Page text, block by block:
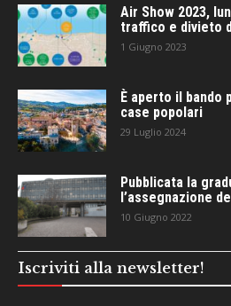
Air Show 2023,
traffico e divieto
1 Giugno 2023
È aperto il bando
case popolari
29 Luglio 2024
Pubblicata la
l’assegnazione
10 Giugno 2022
Iscriviti alla newsletter!